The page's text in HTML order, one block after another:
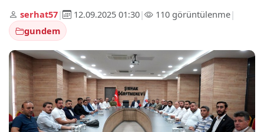
serhat57| 12.09.2025 01:30| 110 görüntülenme|
gundem